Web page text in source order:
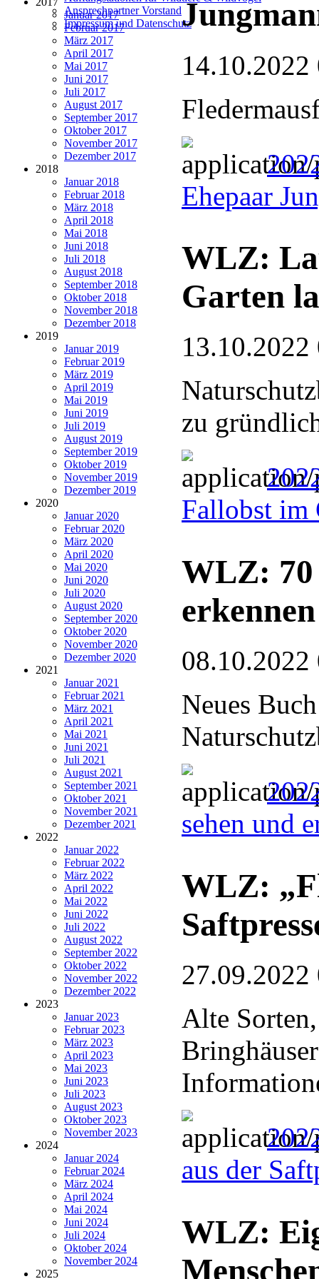
Ansprechpartner Vorstand
Impressum und Datenschutz
Januar 2017
Februar 2017
März 2017
April 2017
Mai 2017
Juni 2017
Juli 2017
August 2017
September 2017
Oktober 2017
November 2017
Dezember 2017
2018
Januar 2018
Februar 2018
März 2018
April 2018
Mai 2018
Juni 2018
Juli 2018
August 2018
September 2018
Oktober 2018
November 2018
Dezember 2018
2019
Januar 2019
Februar 2019
März 2019
April 2019
Mai 2019
Juni 2019
Juli 2019
August 2019
September 2019
Oktober 2019
November 2019
Dezember 2019
2020
Januar 2020
Februar 2020
März 2020
April 2020
Mai 2020
Juni 2020
Juli 2020
August 2020
September 2020
Oktober 2020
November 2020
Dezember 2020
2021
Januar 2021
Februar 2021
März 2021
April 2021
Mai 2021
Juni 2021
Juli 2021
August 2021
September 2021
Oktober 2021
November 2021
Dezember 2021
2022
Januar 2022
Februar 2022
März 2022
April 2022
Mai 2022
Juni 2022
Juli 2022
August 2022
September 2022
Oktober 2022
November 2022
Dezember 2022
2023
Januar 2023
Februar 2023
März 2023
April 2023
Mai 2023
Juni 2023
Juli 2023
August 2023
Oktober 2023
November 2023
2024
Januar 2024
Februar 2024
März 2024
April 2024
Mai 2024
Juni 2024
Juli 2024
Oktober 2024
November 2024
2025
14.10.2022
Ehepaar
WLZ:
Garten
13.10.2022
zu
Fallobst im
WLZ: 70
erkennen
08.10.2022
Neues
sehen und
WLZ:
27.09.2022
Alte
aus der
WLZ: